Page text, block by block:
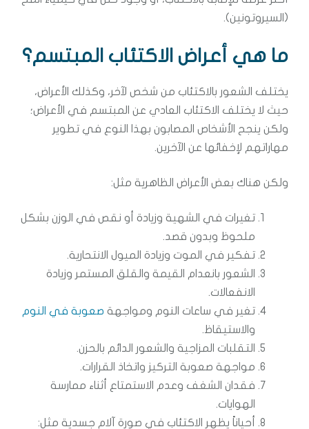
(السيروتونين).
ما هي أعراض الاكتئاب المبتسم؟
يختلف الشعور بالاكتئاب من شخص لآخر، وكذلك الأعراض،
حيث لا يختلف الاكتئاب العادي عن المبتسم في الأعراض؛
ولكن ينجح الأشخاص المصابون بهذا النوع في تطوير
مهاراتهم لإخفائها عن الآخرين.
ولكن هناك بعض الأعراض الظاهرية مثل:
تغيرات في الشهية وزيادة أو نقص في الوزن بشكل
ملحوظ وبدون قصد.
تفكير في الموت وزيادة الميول الانتحارية.
الشعور بانعدام القيمة والقلق المستمر وزيادة
الانفعالات.
تغير في ساعات النوم ومواجهة صعوبة في النوم
والاستيقاظ.
التقلبات المزاجية والشعور الدائم بالحزن.
مواجهة صعوبة التركيز واتخاذ القرارات.
فقدان الشغف وعدم الاستمتاع أثناء ممارسة
الهوايات.
أحياناً يظهر الاكتئاب في صورة آلام جسدية مثل: